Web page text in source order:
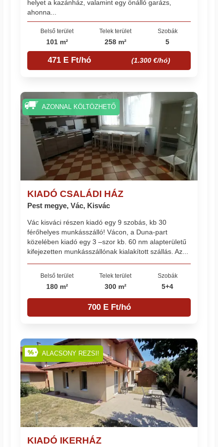
helyet a kazánház, valamint egy önálló garázs,
ahonna...
Belső terület
101 m²
Telek terület
258 m²
Szobák
5
471 E Ft/hó (1.300 €/hó)
KIADÓ CSALÁDI HÁZ
Pest megye, Vác, Kisvác
Vác kisváci részen kiadó egy 9 szobás, kb 30
férőhelyes munkásszálló! Vácon, a Duna-part
közelében kiadó egy 3 –szor kb. 60 nm alapterületű
kifejezetten munkásszállónak kialakított szállás. Az...
Belső terület
180 m²
Telek terület
300 m²
Szobák
5+4
700 E Ft/hó
AZONNAL KÖLTÖZHETŐ
KIADÓ IKERHÁZ
ALACSONY REZSI!